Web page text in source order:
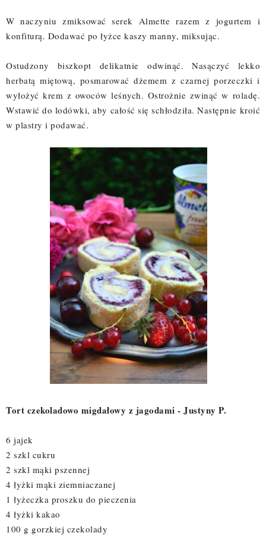
W naczyniu zmiksować serek Almette razem z jogurtem i
konfiturą. Dodawać po łyżce kaszy manny, miksując.
Ostudzony biszkopt delikatnie odwinąć. Nasączyć lekko
herbatą miętową, posmarować dżemem z czarnej porzeczki i
wyłożyć krem z owoców leśnych. Ostrożnie zwinąć w roladę.
Wstawić do lodówki, aby całość się schłodziła. Następnie kroić
w plastry i podawać.
Tort czekoladowo migdałowy z jagodami - Justyny P.
6 jajek
2 szkl cukru
2 szkl mąki pszennej
4 łyżki mąki ziemniaczanej
1 łyżeczka proszku do pieczenia
4 łyżki kakao
100 g gorzkiej czekolady